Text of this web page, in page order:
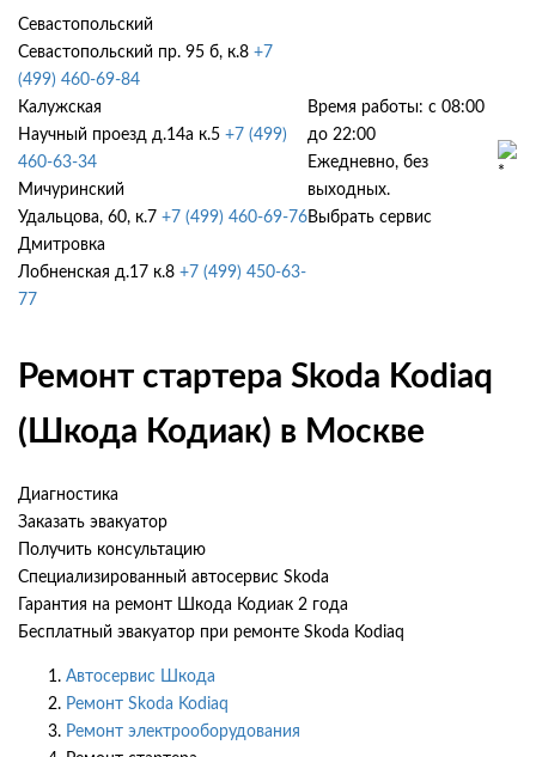
Севастопольский
Севастопольский пр. 95 б, к.8 +7
(499) 460-69-84
Калужская
Научный проезд д.14а к.5 +7 (499)
460-63-34
Мичуринский
Удальцова, 60, к.7 +7 (499) 460-69-76
Дмитровка
Лобненская д.17 к.8 +7 (499) 450-63-
77
Время работы: с 08:00
до 22:00
Ежедневно, без
выходных.
Выбрать сервис
Ремонт стартера Skoda Kodiaq
(Шкода Кодиак) в Москве
Диагностика
Заказать эвакуатор
Получить консультацию
Специализированный автосервис Skoda
Гарантия на ремонт Шкода Кодиак 2 года
Бесплатный эвакуатор при ремонте Skoda Kodiaq
Автосервис Шкода
Ремонт Skoda Kodiaq
Ремонт электрооборудования